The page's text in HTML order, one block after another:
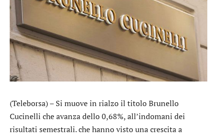
(Teleborsa) – Si muove in rialzo il titoloBrunello
Cucinelli che avanza dello 0,68%, all’indomani dei
risultati semestrali. che hanno visto una crescita a